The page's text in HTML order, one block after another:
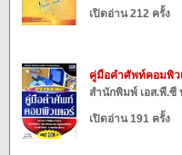
เปิดอ่าน 212 ครั้ง
คู่มือคำศัพท์คอมพิว
สำนักพิมพ์ เอส.พี.ซี
เปิดอ่าน 191 ครั้ง